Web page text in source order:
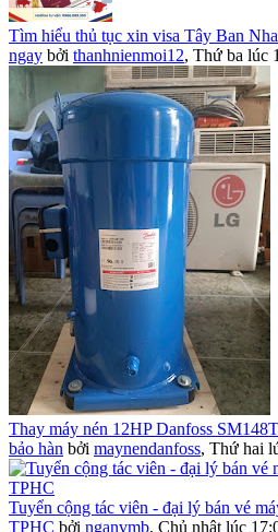
Tìm hiểu thủ tục xin visa Tây Ban
ngay bởi thanhnienmoi12, Thứ ba lúc
Thay máy nén 12HP Danfoss
bảo hàn bởi maynendanfoss, Thứ hai
Tuyển cộng tác viên - đại lý bán vé
TPHC bởi nganvmb, Chủ nhật lúc